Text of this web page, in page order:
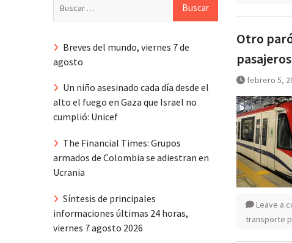
Otro
febrero 5,
Leave a
transporte
Breves del mundo, viernes 7 de
agosto
Un niño asesinado cada día desde el
alto el fuego en Gaza que Israel no
cumplió: Unicef
The Financial Times: Grupos
armados de Colombia se adiestran en
Ucrania
Síntesis de principales
informaciones últimas 24 horas,
viernes 7 agosto 2026